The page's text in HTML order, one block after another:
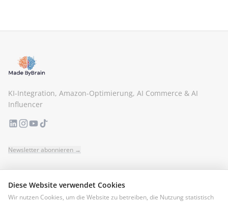
KI-Integration, Amazon-Optimierung, AI Commerce & AI
Influencer
Newsletter abonnieren →
KI-Integration
Diese Website verwendet Cookies
Wir nutzen Cookies, um die Website zu betreiben, die Nutzung statistisch